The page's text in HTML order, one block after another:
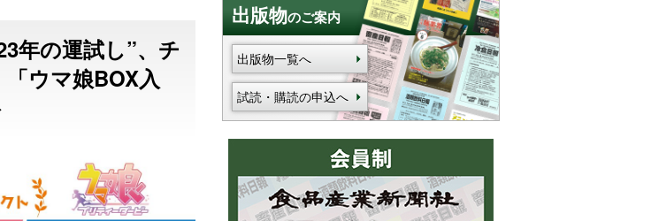
年の運試し”、チ
ウマ娘BOX入
出版物のご案内
出版物一覧へ
試読・購読の申込へ